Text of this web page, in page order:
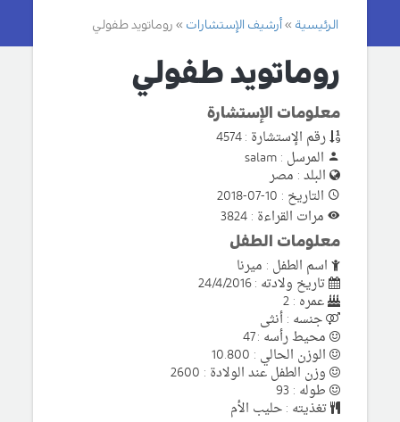
الرئيسية أرشيف الإستشارات روماتويد طفولي
روماتويد طفولي
معلومات الإستشارة
رقم الإستشارة : 4574
المرسل : salam
البلد : مصر
التاريخ : 10-07-2018
مرات القراءة : 3824
معلومات الطفل
اسم الطفل : ميرنا
تاريخ ولادته : 24/4/2016
عمره : 2
جنسه : أنثى
محيط رأسه : 47
الوزن الحالي : 10.800
وزن الطفل عند الولادة : 2600
طوله : 93
تغذيته : حليب الأم